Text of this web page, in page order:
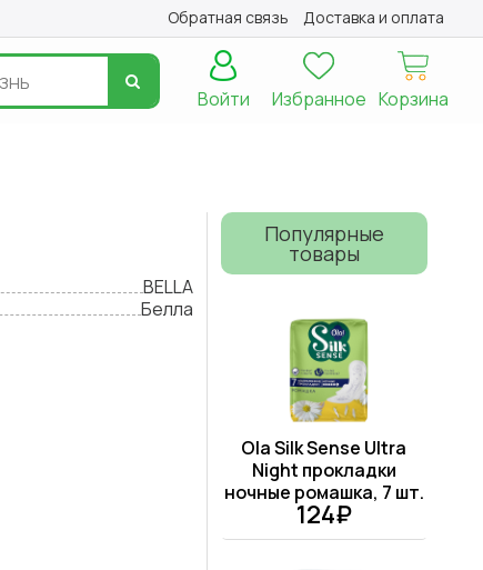
Обратная связь Доставка и оплата
Корзина
Избранное
Войти
BELLA
Белла
Популярные
товары
Ola Silk Sense Ultra
Night прокладки
ночные ромашка, 7 шт.
124₽